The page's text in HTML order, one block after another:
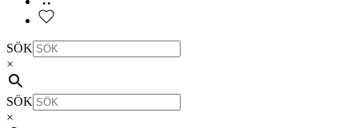
SÖK
×
SÖK
×